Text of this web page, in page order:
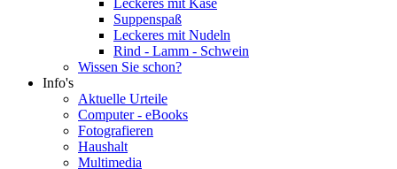
Leckeres mit Käse
Suppenspaß
Leckeres mit Nudeln
Rind - Lamm - Schwein
Wissen Sie schon?
Info's
Aktuelle Urteile
Computer - eBooks
Fotografieren
Haushalt
Multimedia